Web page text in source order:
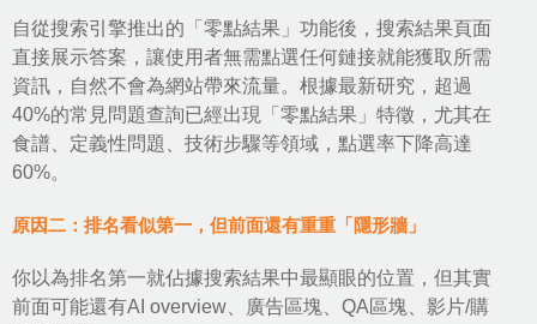
自從搜索引擎推出的「零點結果」功能後，搜索結果頁面
直接展示答案，讓使用者無需點選任何鏈接就能獲取所需
資訊，自然不會為網站帶來流量。根據最新研究，超過
40%的常見問題查詢已經出現「零點結果」特徵，尤其在
食譜、定義性問題、技術步驟等領域，點選率下降高達
60%。
原因二：排名看似第一，但前面還有重重「隱形牆」
你以為排名第一就佔據搜索結果中最顯眼的位置，但其實
前面可能還有AI overview、廣告區塊、QA區塊、影片/購